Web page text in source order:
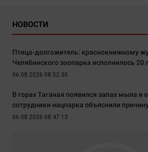
НОВОСТИ
Птица-долгожитель: краснокнижному
Челябинского зоопарка исполнилось 20
06.08.2026 08:52:30
В горах Таганая появился запах мыла и
сотрудники нацпарка объяснили
06.08.2026 08:47:13